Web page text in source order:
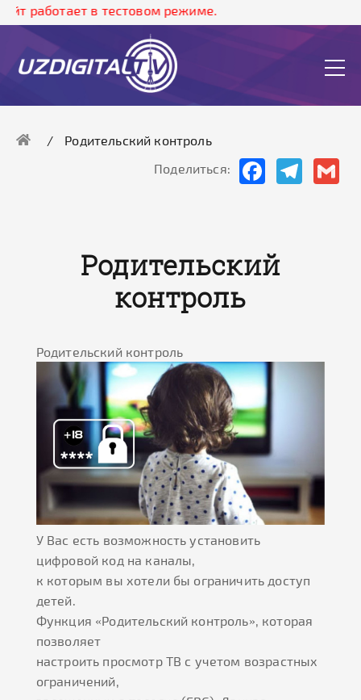
работает в тестовом режиме.
Родительский контроль
Поделиться:
FacebookTelegram
Родительский
контроль
Родительский контроль
У Вас есть возможность установить
цифровой код на каналы,
к которым вы хотели бы ограничить доступ
детей.
Функция «Родительский контроль», которая
позволяет
настроить просмотр ТВ с учетом возрастных
ограничений,